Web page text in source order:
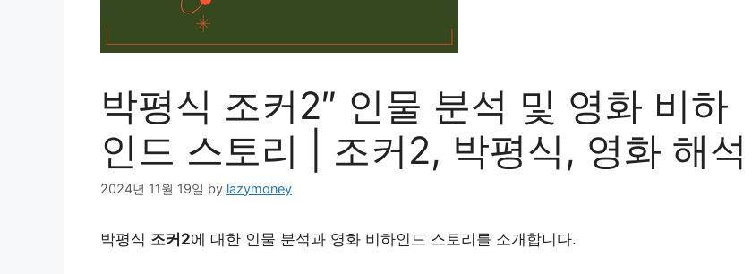
박평식 조커2″ 인물 분석 및 영화 비하
인드 스토리 | 조커2, 박평식, 영화 해석
2024년 11월 19일 by lazymoney
박평식 조커2에 대한 인물 분석과 영화 비하인드 스토리를 소개합니다.